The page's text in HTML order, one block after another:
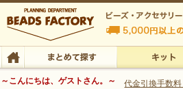
ビーズファクトリー ビーズ・パーツ・金具など
～こんにちは、ゲストさん。～ 代金引換手数